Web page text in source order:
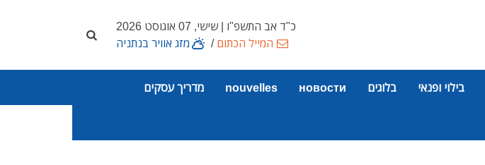
כ"ד אב התשפ"ו | שישי, 07 אוגוסט 2026
המייל הכתום/ מזג אוויר בנתניה
בילוי ופנאי בלוגים новости
nouvelles מדריך עסקים